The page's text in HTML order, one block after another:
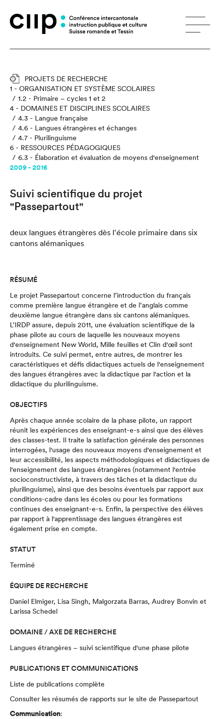
PROJETS DE RECHERCHE
1 - ORGANISATION ET SYSTÈME SCOLAIRES
1.2 - Primaire – cycles 1 et 2
4 - DOMAINES ET DISCIPLINES SCOLAIRES
4.3 - Langue française
4.6 - Langues étrangères et échanges
4.7 - Plurilinguisme
6 - RESSOURCES PÉDAGOGIQUES
6.3 - Élaboration et évaluation de moyens d'enseignement
2009 - 2016
Suivi scientifique du projet
"Passepartout"
deux langues étrangères dès l'école primaire dans six
cantons alémaniques
RÉSUMÉ
Le projet Passepartout concerne l’introduction du français
comme première langue étrangère et de l’anglais comme
deuxième langue étrangère dans six cantons alémaniques.
L’IRDP assure, depuis 2011, une évaluation scientifique de la
phase pilote au cours de laquelle les nouveaux moyens
d'enseignement New World, Mille feuilles et Clin d'œil sont
introduits. Ce suivi permet, entre autres, de montrer les
caractéristiques et défis didactiques actuels de l'enseignement
des langues étrangères avec la didactique par l'action et la
didactique du plurilinguisme.
OBJECTIFS
Après chaque année scolaire de la phase pilote, un rapport
réunit les expériences des enseignant-e-s ainsi que des élèves
des classes-test. Il traite la satisfaction générale des personnes
interrogées, l'usage des nouveaux moyens d'enseignement et
leur accessibilité, les aspects méthodologiques et didactiques de
l'enseignement des langues étrangères (notamment l'entrée
socioconstructiviste, à travers des tâches et la didactique du
plurilinguisme), ainsi que des besoins éventuels par rapport aux
conditions-cadre dans les écoles ou pour les formations
continues des enseignant-e-s. Enfin, la perspective des élèves
par rapport à l'apprentissage des langues étrangères est
également prise en compte.
STATUT
Terminé
ÉQUIPE DE RECHERCHE
Daniel Elmiger, Lisa Singh, Malgorzata Barras, Audrey Bonvin et
Larissa Schedel
DOMAINE / AXE DE RECHERCHE
Langues étrangères – suivi scientifique d'une phase pilote
PUBLICATIONS ET COMMUNICATIONS
Liste de publications complète
Consulter les résumés de rapports sur le site de Passepartout
Communication: